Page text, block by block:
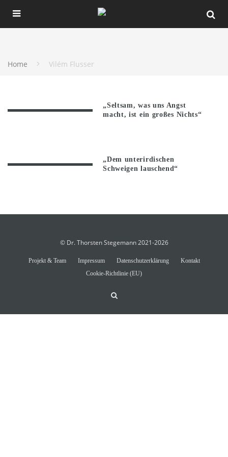
Home Vilém Flusser
„Seltsam, was uns Angst
macht, ist ein großes Nichts“
„Dem unterirdischen
Schweigen lauschend“
© Dr. Thorsten Stegemann 2021-2026
Projekt & Team Impressum Datenschutzerklärung
Kontakt
Cookie-Richtlinie (EU)